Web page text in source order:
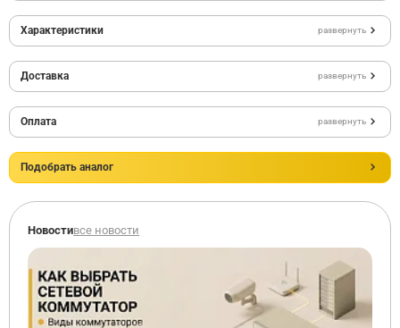
Характеристики развернуть
Доставка развернуть
Оплата развернуть
Подобрать аналог
Новостивсе новости